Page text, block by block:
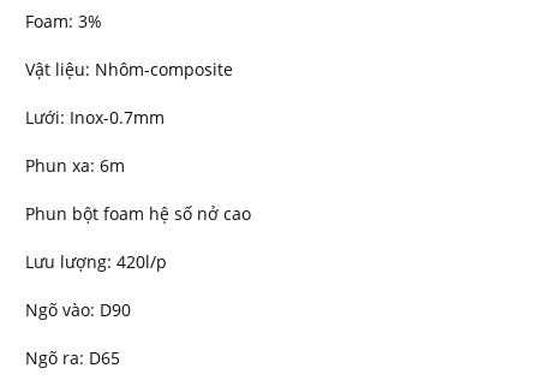
Foam: 3%
Vật liệu: Nhôm-composite
Lưới: Inox-0.7mm
Phun xa: 6m
Phun bột foam hệ số nở cao
Lưu lượng: 420l/p
Ngõ vào: D90
Ngõ ra: D65